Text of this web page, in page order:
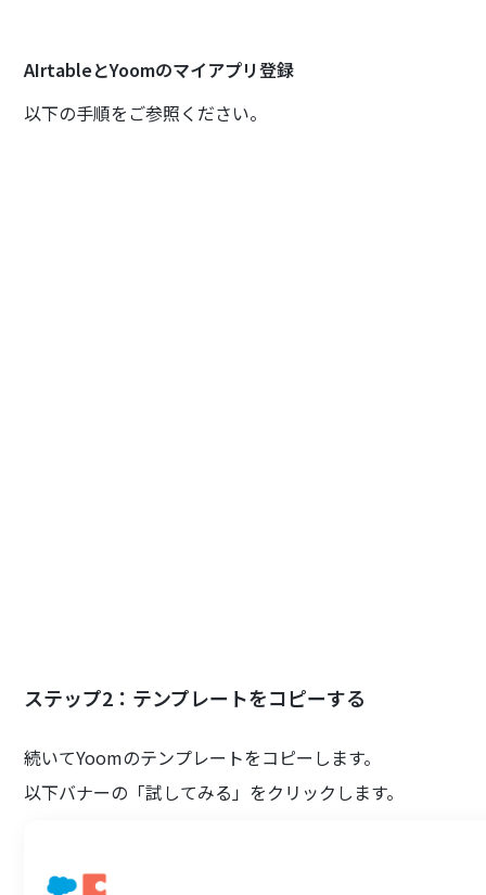
AIrtableとYoomのマイアプリ登録
以下の手順をご参照ください。
ステップ2：テンプレートをコピーする
続いてYoomのテンプレートをコピーします。
以下バナーの「試してみる」をクリックします。